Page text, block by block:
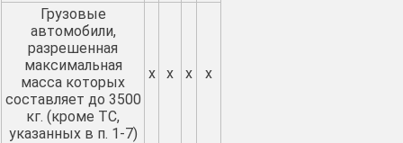
Грузовые
автомобили,
разрешенная
максимальная
масса которых
составляет до 3500
кг. (кроме ТС,
указанных в п. 1-7)
х х х х